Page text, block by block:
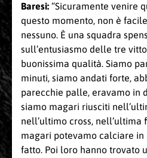
Baresi: “Sicuramente venire
questo momento, non è
nessuno. È una squadra
sull’entusiasmo delle tre
buonissima qualità. Siamo
minuti, siamo andati forte,
parecchie palle, eravamo in
siamo magari riusciti
nell’ultimo cross,
magari potevamo calciare in
fatto. Poi loro hanno trovato